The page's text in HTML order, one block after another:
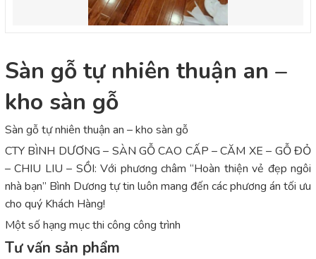
Sàn gỗ tự nhiên thuận an –
kho sàn gỗ
Sàn gỗ tự nhiên thuận an – kho sàn gỗ
CTY BÌNH DƯƠNG – SÀN GỖ CAO CẤP – CĂM XE – GỖ ĐỎ
– CHIU LIU – SỒI: Với phương châm “Hoàn thiện vẻ đẹp ngôi
nhà bạn” Bình Dương tự tin luôn mang đến các phương án tối ưu
cho quý Khách Hàng!
Một số hạng mục thi công công trình
Tư vấn sản phẩm